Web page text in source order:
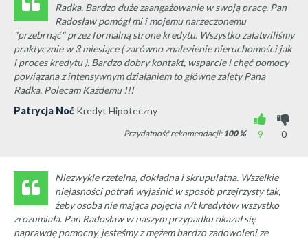
Radka. Bardzo duże zaangażowanie w swoją pracę. Pan
Radosław pomógł mi i mojemu narzeczonemu
"przebrnąć" przez formalną strone kredytu. Wszystko załatwiliśmy
praktycznie w 3 miesiące ( zarówno znalezienie nieruchomości jak
i proces kredytu ). Bardzo dobry kontakt, wsparcie i chęć pomocy
powiązana z intensywnym działaniem to główne zalety Pana
Radka. Polecam Każdemu !!!
Patrycja Noć Kredyt Hipoteczny
9
0
Przydatność rekomendacji: 100 %
Niezwykle rzetelna, dokładna i skrupulatna. Wszelkie
niejasności potrafi wyjaśnić w sposób przejrzysty tak,
żeby osoba nie mająca pojęcia n/t kredytów wszystko
zrozumiała. Pan Radosław w naszym przypadku okazał się
naprawdę pomocny, jesteśmy z mężem bardzo zadowoleni ze